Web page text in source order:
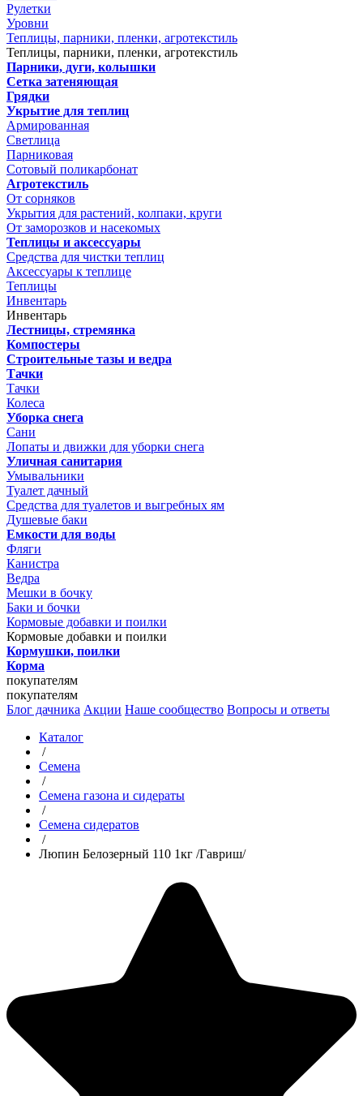
Рулетки
Уровни
Теплицы, парники, пленки, агротекстиль
Теплицы, парники, пленки, агротекстиль
Парники, дуги, колышки
Сетка затеняющая
Грядки
Укрытие для теплиц
Армированная
Светлица
Парниковая
Сотовый поликарбонат
Агротекстиль
От сорняков
Укрытия для растений, колпаки, круги
От заморозков и насекомых
Теплицы и аксессуары
Средства для чистки теплиц
Аксессуары к теплице
Теплицы
Инвентарь
Инвентарь
Лестницы, стремянка
Компостеры
Строительные тазы и ведра
Тачки
Тачки
Колеса
Уборка снега
Сани
Лопаты и движки для уборки снега
Уличная санитария
Умывальники
Туалет дачный
Средства для туалетов и выгребных ям
Душевые баки
Емкости для воды
Фляги
Канистра
Ведра
Мешки в бочку
Баки и бочки
Кормовые добавки и поилки
Кормовые добавки и поилки
Кормушки, поилки
Корма
покупателям
покупателям
Блог дачника Акции Наше сообщество Вопросы и ответы
Каталог
/
Семена
/
Семена газона и сидераты
/
Семена сидератов
/
Люпин Белозерный 110 1кг /Гавриш/